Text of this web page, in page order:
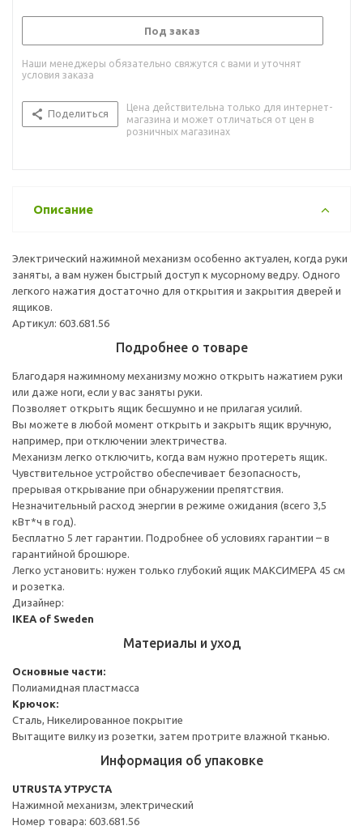
Под заказ
Наши менеджеры обязательно свяжутся с вами и уточнят
условия заказа
Поделиться
Цена действительна только для интернет-
магазина и может отличаться от цен в
розничных магазинах
Описание
Электрический нажимной механизм особенно актуален, когда руки
заняты, а вам нужен быстрый доступ к мусорному ведру. Одного
легкого нажатия достаточно для открытия и закрытия дверей и
ящиков.
Артикул: 603.681.56
Подробнее о товаре
Благодаря нажимному механизму можно открыть нажатием руки
или даже ноги, если у вас заняты руки.
Позволяет открыть ящик бесшумно и не прилагая усилий.
Вы можете в любой момент открыть и закрыть ящик вручную,
например, при отключении электричества.
Механизм легко отключить, когда вам нужно протереть ящик.
Чувствительное устройство обеспечивает безопасность,
прерывая открывание при обнаружении препятствия.
Незначительный расход энергии в режиме ожидания (всего 3,5
кВт*ч в год).
Бесплатно 5 лет гарантии. Подробнее об условиях гарантии – в
гарантийной брошюре.
Легко установить: нужен только глубокий ящик МАКСИМЕРА 45 см
и розетка.
Дизайнер:
IKEA of Sweden
Материалы и уход
Основные части:
Полиамидная пластмасса
Крючок:
Сталь, Никелированное покрытие
Вытащите вилку из розетки, затем протрите влажной тканью.
Информация об упаковке
UTRUSTA УТРУСТА
Нажимной механизм, электрический
Номер товара: 603.681.56